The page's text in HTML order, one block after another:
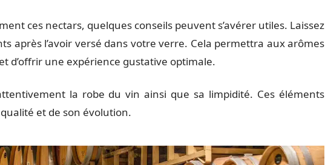
ces nectars, quelques conseils peuvent s’avérer utiles. Laissez
après l’avoir versé dans votre verre. Cela permettra aux arômes
d’offrir une expérience gustative optimale.
la robe du vin ainsi que sa limpidité. Ces éléments
et de son évolution.